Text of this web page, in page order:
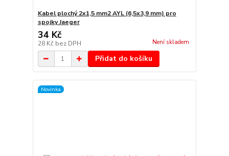
Kabel plochý 2x1,5 mm2 AYL (6,5x3,9 mm) pro
spojky Jaeger
34 Kč
28 Kč bez DPH Není skladem
Přidat do košíku
Novinka